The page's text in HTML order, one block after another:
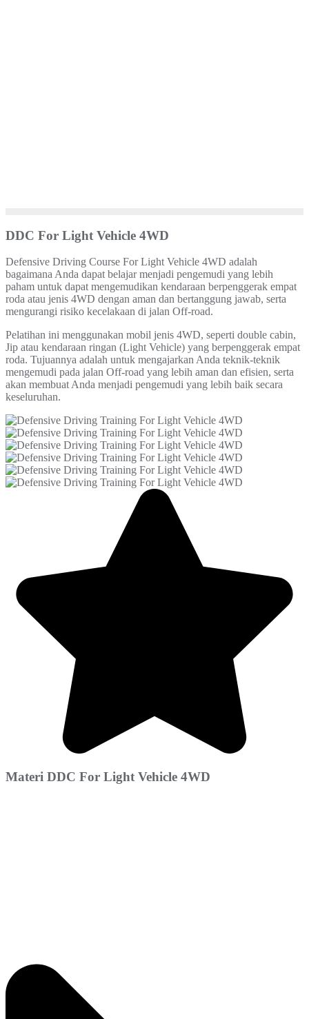
DDC For Light Vehicle 4WD
Defensive Driving Course For Light Vehicle 4WD adalah
bagaimana Anda dapat belajar menjadi pengemudi yang lebih
paham untuk dapat mengemudikan kendaraan berpenggerak empat
roda atau jenis 4WD dengan aman dan bertanggung jawab, serta
mengurangi risiko kecelakaan di jalan Off-road.
Pelatihan ini menggunakan mobil jenis 4WD, seperti double cabin,
Jip atau kendaraan ringan (Light Vehicle) yang berpenggerak empat
roda. Tujuannya adalah untuk mengajarkan Anda teknik-teknik
mengemudi pada jalan Off-road yang lebih aman dan efisien, serta
akan membuat Anda menjadi pengemudi yang lebih baik secara
keseluruhan.
Materi DDC For Light Vehicle 4WD